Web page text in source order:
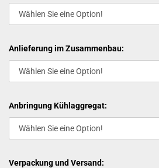
Anlieferung im Zusammenbau:
Anbringung Kühlaggregat:
Verpackung und Versand: